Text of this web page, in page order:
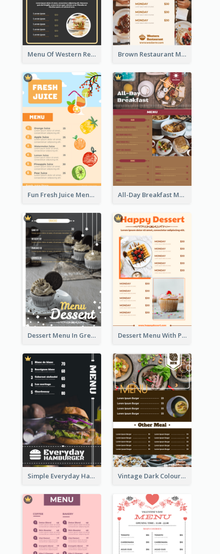
Menu Of Western Restaurant In Simple Layout Brown Restaurant Menu With Clear Information
Fun Fresh Juice Menu With Graphics Of Fruit All-Day Breakfast Menu In Brown And Red
Dessert Menu In Grey Colour Tone Dessert Menu With Photos Of Cakes
Simple Everyday Hamburger Menu In Black Vintage Dark Colour Tone Menu Of Western Restaurant